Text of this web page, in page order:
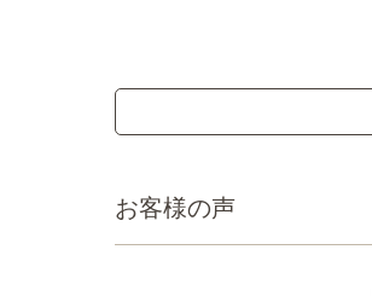
お客様の声